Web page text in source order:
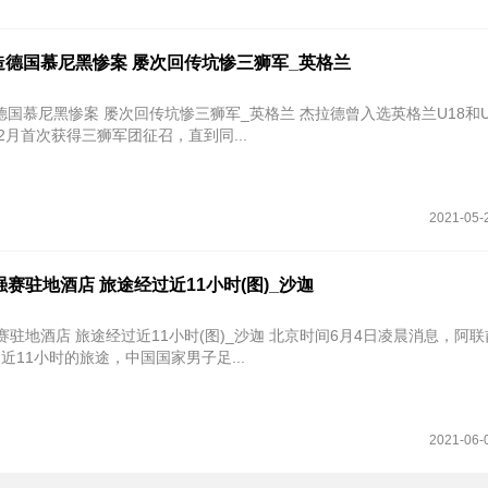
国慕尼黑惨案 屡次回传坑惨三狮军_英格兰
国慕尼黑惨案 屡次回传坑惨三狮军_英格兰 杰拉德曾入选英格兰U18和
首次获得三狮军团征召，直到同...
2021-05-
赛驻地酒店 旅途经过近11小时(图)_沙迦
驻地酒店 旅途经过近11小时(图)_沙迦 北京时间6月4日凌晨消息，阿
11小时的旅途，中国国家男子足...
2021-06-